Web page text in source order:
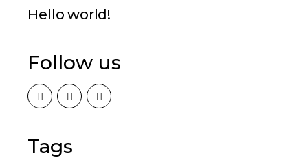
Hello world!
Follow us
Tags